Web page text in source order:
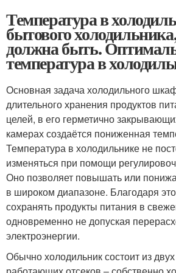
Температура в
бытового
должна быть.
температура в
Основная задача холодильного
длительного хранения продуктов
целей, в его герметично
камерах создаётся пониженная
Температура в холодильнике не
изменяться при помощи
Оно позволяет повышать или
в широком диапазоне. Благодаря
сохранять продукты питания в
одновременно не допуская
электроэнергии.
Обычно холодильник состоит из